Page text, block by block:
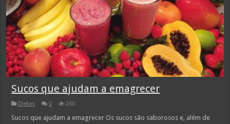
Sucos que ajudam a emagrecer
Dietas 0 260
Sucos que ajudam a emagrecer Os sucos são saborosos e, além de